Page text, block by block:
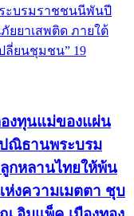
งทุนแม่ของแผ่น
ณิธานพระบรม
กหลานไทยให้พ้น
งความเมตตา ชุบ